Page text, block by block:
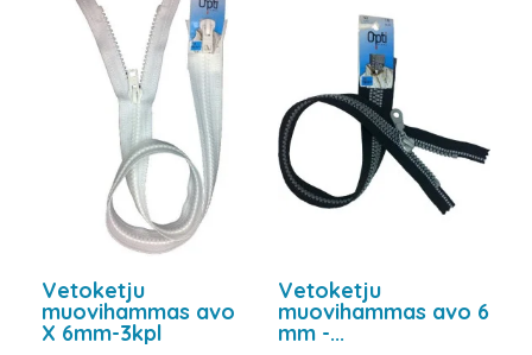
Vetoketju
muovihammas avo
X 6mm-3kpl
Vetoketju
muovihammas avo 6
mm -...